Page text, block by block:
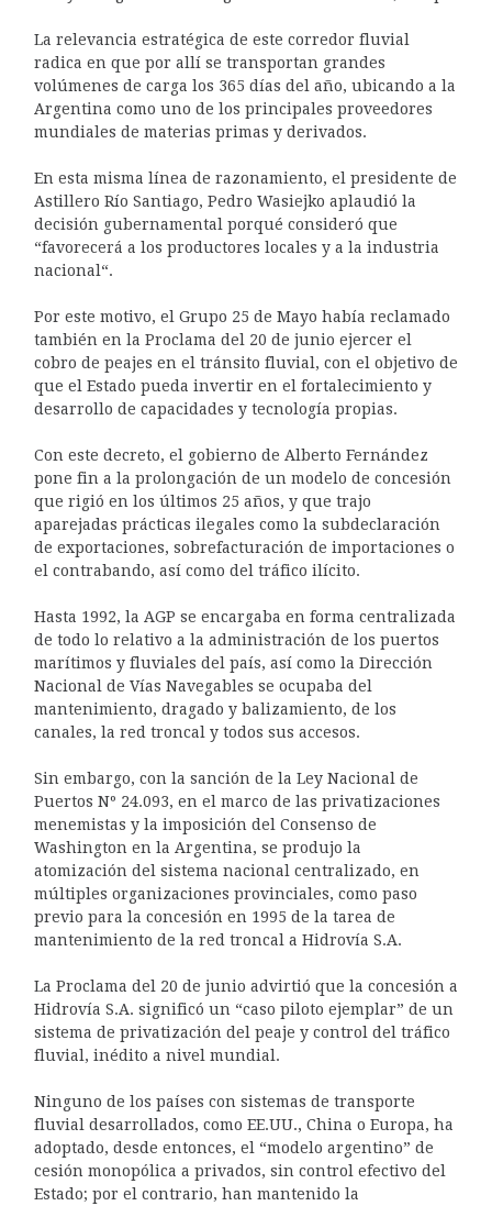
La relevancia estratégica de este corredor fluvial
radica en que por allí se transportan grandes
volúmenes de carga los 365 días del año, ubicando a la
Argentina como uno de los principales proveedores
mundiales de materias primas y derivados.
En esta misma línea de razonamiento, el presidente de
Astillero Río Santiago, Pedro Wasiejko aplaudió la
decisión gubernamental porqué consideró que
“favorecerá a los productores locales y a la industria
nacional“.
Por este motivo, el Grupo 25 de Mayo había reclamado
también en la Proclama del 20 de junio ejercer el
cobro de peajes en el tránsito fluvial, con el objetivo de
que el Estado pueda invertir en el fortalecimiento y
desarrollo de capacidades y tecnología propias.
Con este decreto, el gobierno de Alberto Fernández
pone fin a la prolongación de un modelo de concesión
que rigió en los últimos 25 años, y que trajo
aparejadas prácticas ilegales como la subdeclaración
de exportaciones, sobrefacturación de importaciones o
el contrabando, así como del tráfico ilícito.
Hasta 1992, la AGP se encargaba en forma centralizada
de todo lo relativo a la administración de los puertos
marítimos y fluviales del país, así como la Dirección
Nacional de Vías Navegables se ocupaba del
mantenimiento, dragado y balizamiento, de los
canales, la red troncal y todos sus accesos.
Sin embargo, con la sanción de la Ley Nacional de
Puertos Nº 24.093, en el marco de las privatizaciones
menemistas y la imposición del Consenso de
Washington en la Argentina, se produjo la
atomización del sistema nacional centralizado, en
múltiples organizaciones provinciales, como paso
previo para la concesión en 1995 de la tarea de
mantenimiento de la red troncal a Hidrovía S.A.
La Proclama del 20 de junio advirtió que la concesión a
Hidrovía S.A. significó un “caso piloto ejemplar” de un
sistema de privatización del peaje y control del tráfico
fluvial, inédito a nivel mundial.
Ninguno de los países con sistemas de transporte
fluvial desarrollados, como EE.UU., China o Europa, ha
adoptado, desde entonces, el “modelo argentino” de
cesión monopólica a privados, sin control efectivo del
Estado; por el contrario, han mantenido la